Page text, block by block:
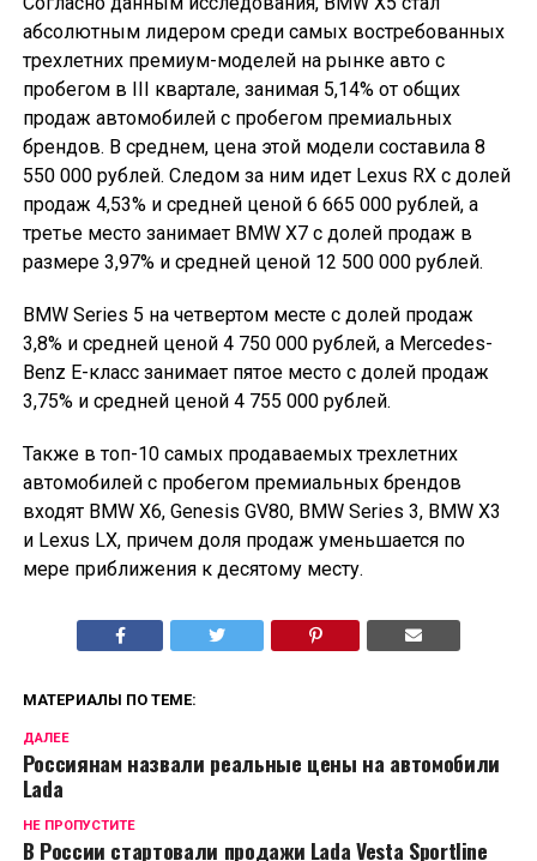
абсолютным лидером среди самых востребованных
трехлетних премиум-моделей на рынке авто с
пробегом в III квартале, занимая 5,14% от общих
продаж автомобилей с пробегом премиальных
брендов. В среднем, цена этой модели составила 8
550 000 рублей. Следом за ним идет Lexus RX с долей
продаж 4,53% и средней ценой 6 665 000 рублей, а
третье место занимает BMW X7 с долей продаж в
размере 3,97% и средней ценой 12 500 000 рублей.
BMW Series 5 на четвертом месте с долей продаж
3,8% и средней ценой 4 750 000 рублей, а Mercedes-
Benz E-класс занимает пятое место с долей продаж
3,75% и средней ценой 4 755 000 рублей.
Также в топ-10 самых продаваемых трехлетних
автомобилей с пробегом премиальных брендов
входят BMW X6, Genesis GV80, BMW Series 3, BMW X3
и Lexus LX, причем доля продаж уменьшается по
мере приближения к десятому месту.
МАТЕРИАЛЫ ПО ТЕМЕ:
ДАЛЕЕ
Россиянам назвали реальные цены на автомобили
Lada
НЕ ПРОПУСТИТЕ
В России стартовали продажи Lada Vesta Sportline